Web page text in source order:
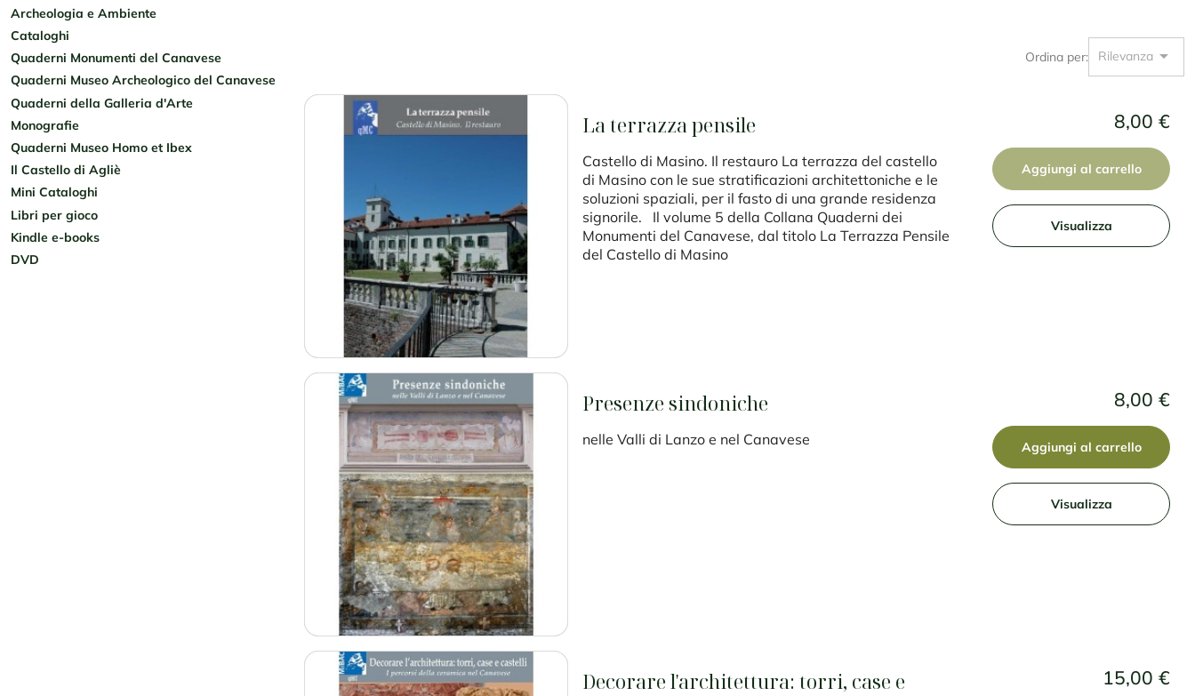
Archeologia e Ambiente
Cataloghi
Quaderni Monumenti del Canavese
Quaderni Museo Archeologico del Canavese
Quaderni della Galleria d'Arte
Monografie
Quaderni Museo Homo et Ibex
Il Castello di Agliè
Mini Cataloghi
Libri per gioco
Kindle e-books
DVD
Ordina per: Rilevanza 
La terrazza pensile
Castello di Masino. Il restauro La terrazza del castello
di Masino con le sue stratificazioni architettoniche e le
soluzioni spaziali, per il fasto di una grande residenza
signorile. Il volume 5 della Collana Quaderni dei
Monumenti del Canavese, dal titolo La Terrazza Pensile
del Castello di Masino
8,00 €
Aggiungi al carrello
Visualizza
Presenze sindoniche
nelle Valli di Lanzo e nel Canavese
8,00 €
Aggiungi al carrello
Visualizza
Decorare l'architettura: torri, case e
15,00 €